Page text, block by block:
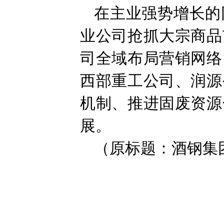
在主业强势增长
业公司抢抓大宗商
司全域布局营销网
西部重工公司、润
机制、推进固废资
展。
（原标题：酒钢